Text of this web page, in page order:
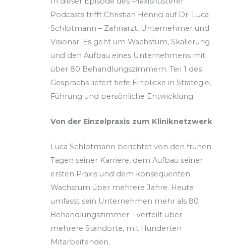
Podcasts trifft Christian Henrici auf Dr. Luca
Schlotmann – Zahnarzt, Unternehmer und
Visionär. Es geht um Wachstum, Skalierung
und den Aufbau eines Unternehmens mit
über 80 Behandlungszimmern. Teil 1 des
Gesprächs liefert tiefe Einblicke in Strategie,
Führung und persönliche Entwicklung.
Von der Einzelpraxis zum Kliniknetzwerk
Luca Schlotmann berichtet von den frühen
Tagen seiner Karriere, dem Aufbau seiner
ersten Praxis und dem konsequenten
Wachstum über mehrere Jahre. Heute
umfasst sein Unternehmen mehr als 80
Behandlungszimmer – verteilt über
mehrere Standorte, mit Hunderten
Mitarbeitenden.